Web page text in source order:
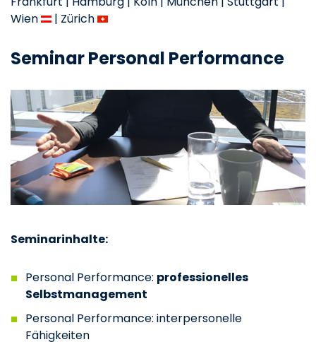
Wien
| Zürich
Seminar Personal Performance
Seminarinhalte:
Personal Performance: professionelles
Selbstmanagement
Personal Performance: interpersonelle
Fähigkeiten